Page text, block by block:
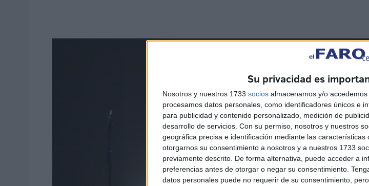
Su privacidad es
Nosotros y nuestros 1733 socios almacenamos y/o
procesamos datos personales, como identificadores únicos e
para publicidad y contenido personalizado, medición de
desarrollo de servicios. Con su permiso, nosotros y nuestros
geográfica precisa e identificación mediante las
otorgarnos su consentimiento a nosotros y a nuestros 1733
previamente descrito. De forma alternativa, puede acceder a
preferencias antes de otorgar o negar su consentimiento.
datos personales puede no requerir de su consentimiento,